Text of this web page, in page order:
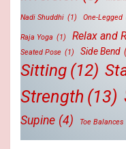
Nadi Shuddhi (1) One-Legged
Raja Yoga (1) Relax and
Seated Pose (1) Side Bend
Sitting (12)
Strength (13)
Supine (4) Toe Balances